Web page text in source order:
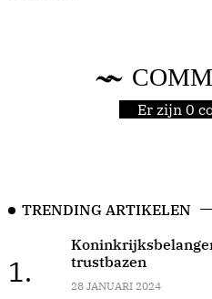
Er zijn 0
TRENDING ARTIKELEN
1.
trustbazen
28 JANUARI 2024